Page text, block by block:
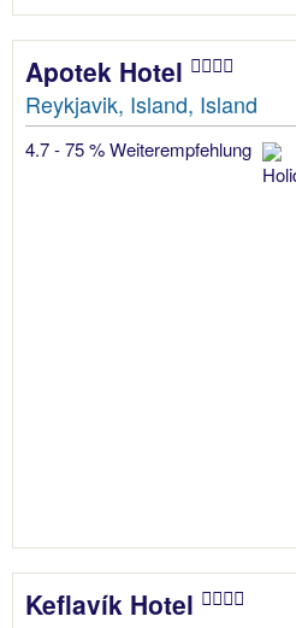
Apotek Hotel
Reykjavik, Island, Island
4.7 - 75 % Weiterempfehlung
Keflavík Hotel